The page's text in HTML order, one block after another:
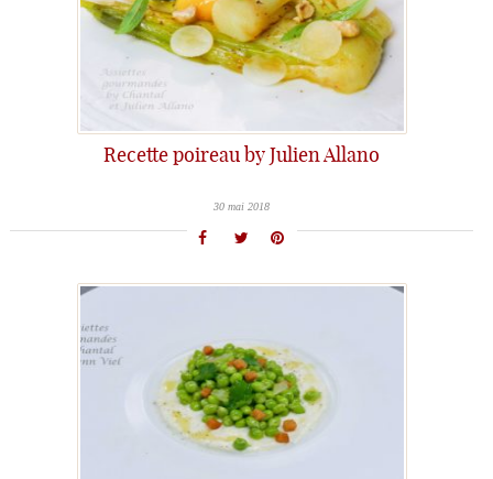
Recette poireau by Julien Allano
30 mai 2018